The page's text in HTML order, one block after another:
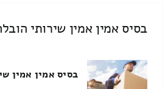
בסיס אמין אמין שירותי
בסיס אמין אמין